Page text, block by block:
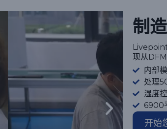
制
现从
内部
处理
湿度
6900
开始